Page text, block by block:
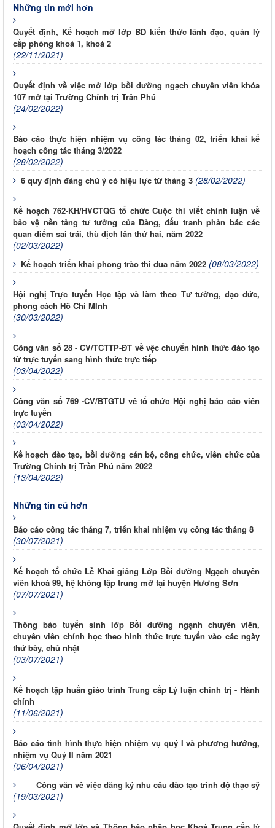
Những tin mới hơn
Quyết định, Kế hoạch mở lớp BD kiến thức lãnh đạo, quản lý
cấp phòng khoá 1, khoá 2
(22/11/2021)
Quyết định về việc mở lớp bồi dưỡng ngạch chuyên viên khóa
107 mở tại Trường Chính trị Trần Phú
(24/02/2022)
Báo cáo thực hiện nhiệm vụ công tác tháng 02, triển khai kế
hoạch công tác tháng 3/2022
(28/02/2022)
6 quy định đáng chú ý có hiệu lực từ tháng 3 (28/02/2022)
Kế hoạch 762-KH/HVCTQG tổ chức Cuộc thi viết chính luận về
bảo vệ nền tảng tư tưởng của Đảng, đấu tranh phản bác các
quan điểm sai trái, thù địch lần thứ hai, năm 2022
(02/03/2022)
Kế hoạch triển khai phong trào thi đua năm 2022 (08/03/2022)
Hội nghị Trực tuyến Học tập và làm theo Tư tưởng, đạo đức,
phong cách Hồ Chí MInh
(30/03/2022)
Công văn số 28 - CV/TCTTP-ĐT về vệc chuyển hình thức đào tạo
từ trực tuyến sang hình thức trực tiếp
(03/04/2022)
Công văn số 769 -CV/BTGTU về tổ chức Hội nghị báo cáo viên
trực tuyến
(03/04/2022)
Kế hoạch đào tạo, bồi dưỡng cán bộ, công chức, viên chức của
Trường Chính trị Trần Phú năm 2022
(13/04/2022)
Những tin cũ hơn
Báo cáo công tác tháng 7, triển khai nhiệm vụ công tác tháng 8
(30/07/2021)
Kế hoạch tổ chức Lễ Khai giảng Lớp Bồi dưỡng Ngạch chuyên
viên khoá 99, hệ không tập trung mở tại huyện Hương Sơn
(07/07/2021)
Thông báo tuyển sinh lớp Bồi dưỡng ngạnh chuyên viên,
chuyên viên chính học theo hình thức trực tuyến vào các ngày
thứ bảy, chủ nhật
(03/07/2021)
Kế hoạch tập huấn giáo trình Trung cấp Lý luận chính trị - Hành
chính
(11/06/2021)
Báo cáo tình hình thực hiện nhiệm vụ quý I và phương hướng,
nhiệm vụ Quý II năm 2021
(06/04/2021)
Công văn về việc đăng ký nhu cầu đào tạo trình độ thạc sỹ
(19/03/2021)